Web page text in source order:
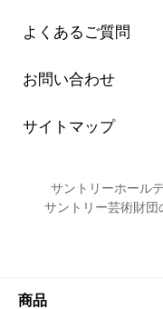
よくあるご質問
お問い合わせ
サイトマップ
サントリーホール
サントリー芸術財団
商品